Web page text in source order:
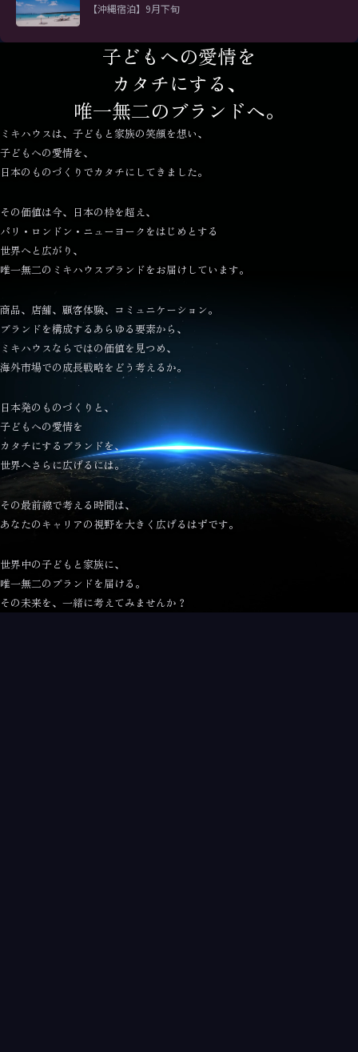
【沖縄宿泊】9月下旬
子どもへの愛情を
カタチにする、
唯一無二のブランドへ。
ミキハウスは、子どもと家族の笑顔を想い、
子どもへの愛情を、
日本のものづくりでカタチにしてきました。
その価値は今、日本の枠を超え、
パリ・ロンドン・ニューヨークをはじめとする
世界へと広がり、
唯一無二のミキハウスブランドをお届けしています。
商品、店舗、顧客体験、コミュニケーション。
ブランドを構成するあらゆる要素から、
ミキハウスならではの価値を見つめ、
海外市場での成長戦略をどう考えるか。
日本発のものづくりと、
子どもへの愛情を
カタチにするブランドを、
世界へさらに広げるには。
その最前線で考える時間は、
あなたのキャリアの視野を大きく広げるはずです。
世界中の子どもと家族に、
唯一無二のブランドを届ける。
その未来を、一緒に考えてみませんか？